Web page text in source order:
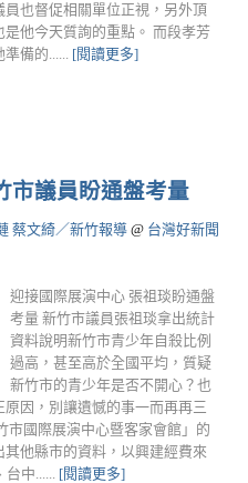
也督促相關單位正視，另外頂
他今天質詢的重點。 而段孝芳
備的...... [閱讀更多]
議員盼通盤考量
蔡文綺／新竹報導 @ 台灣好新聞
迎接國際展演中心 張祖琰盼通盤
考量 新竹市議員張祖琰拿出統計
資料說明新竹市青少年自殺比例
過高，甚至高於全國平均，質疑
新竹市的青少年是否不開心？也
因，別讓遺憾的事一而再再三
市國際展演中心暨客家會館」的
他縣市的資料，以興建經費來
台中...... [閱讀更多]